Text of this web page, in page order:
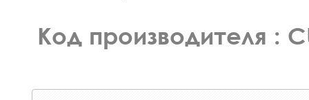
Код производителя :